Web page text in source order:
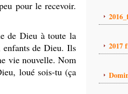
pour le recevoir.
de Dieu à toute la
enfants de Dieu. Ils
vie nouvelle. Nom
loué sois-tu (ça
2017